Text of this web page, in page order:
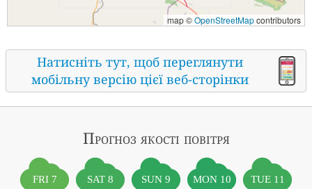
map ©OpenStreetMapcontributors
Натисніть тут, щоб переглянути
мобільну версію цієї веб-сторінки
Прогноз якості повітря
FRI 7 SAT 8 SUN 9 MON 10 TUE 11